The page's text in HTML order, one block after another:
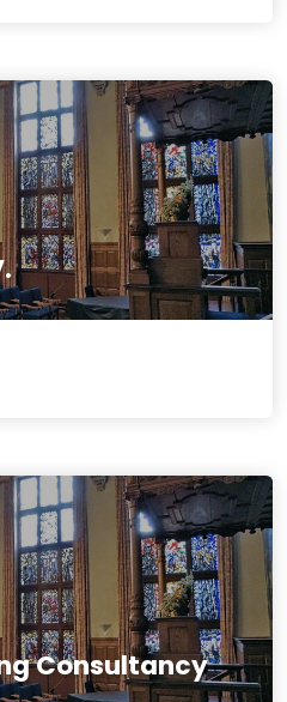
Consultancy